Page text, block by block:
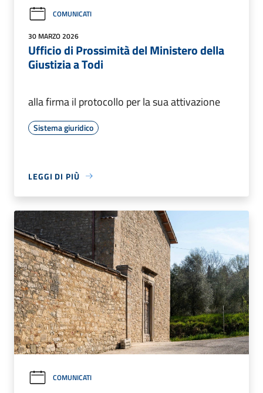
COMUNICATI
30 MARZO 2026
Ufficio di Prossimità del Ministero della
Giustizia a Todi
alla firma il protocollo per la sua attivazione
Sistema giuridico
LEGGI DI PIÙ
COMUNICATI